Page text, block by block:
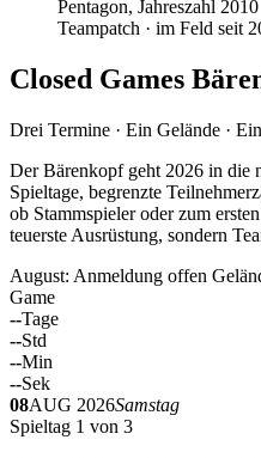
Teampatch · im Feld seit
Closed Games
Drei Termine · Ein Gelände ·
Der Bärenkopf geht 2026 in die
Spieltage, begrenzte
ob Stammspieler oder zum
teuerste Ausrüstung, sondern
August: Anmeldung offen
Game
--Tage
--Std
--Min
--Sek
08AUG 2026Samstag
Spieltag 1 von 3